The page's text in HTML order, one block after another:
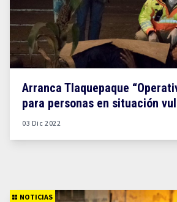
Arranca Tlaquepaque
para personas en situación
03 Dic 2022
NOTICIAS